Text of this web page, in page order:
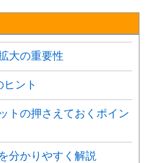
大の重要性
ント
トの押さえておくポイン
分かりやすく解説